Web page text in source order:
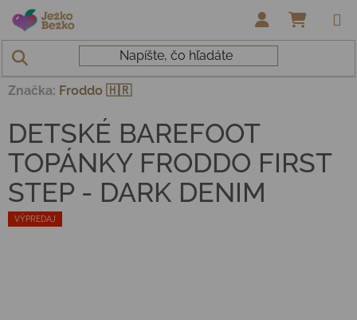
Prejsť na obsah
Domov Topánky deti/ Prechodné/ DETSKÉ BAREFOOT
VÝPREDAJ
DETSKÉ BAREFOOT
TOPÁNKY FRODDO FIRST
STEP - DARK DENIM
Značka: Froddo 🇭🇷